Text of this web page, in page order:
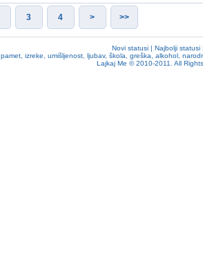
3 4 > >>
Novi statusi |Najbolji statusi
pamet izreke umišljenost ljubav, škola greška alkohol
Lajkaj Me © 2010-2011. All